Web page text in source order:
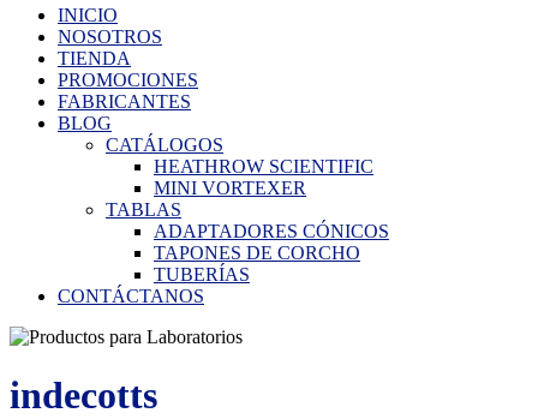
INICIO
NOSOTROS
TIENDA
PROMOCIONES
FABRICANTES
BLOG
CATÁLOGOS
HEATHROW SCIENTIFIC
MINI VORTEXER
TABLAS
ADAPTADORES CÓNICOS
TAPONES DE CORCHO
TUBERÍAS
CONTÁCTANOS
indecotts